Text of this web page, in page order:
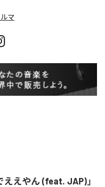
マ
ええやん (feat. JAP)」